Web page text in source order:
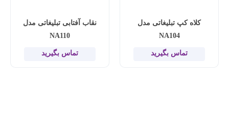
کلاه کپ تبلیغاتی مدل
NA104
تماس بگیرید
نقاب آفتابی تبلیغاتی مدل
NA110
تماس بگیرید